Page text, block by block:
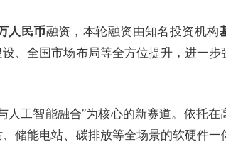
人民币融资，本轮融资由知名投资机构
、全国市场布局等全方位提升，进一步
工智能融合”为核心的新赛道。依托在
储能电站、碳排放等全场景的软硬件一